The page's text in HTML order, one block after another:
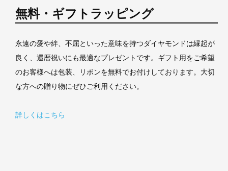
無料・ギフトラッピング
永遠の愛や絆、不屈といった意味を持つダイヤモンドは縁起が
良く、還暦祝いにも最適なプレゼントです。ギフト用をご希望
のお客様へは包装、リボンを無料でお付けしております。大切
な方への贈り物にぜひご利用ください。
詳しくはこちら